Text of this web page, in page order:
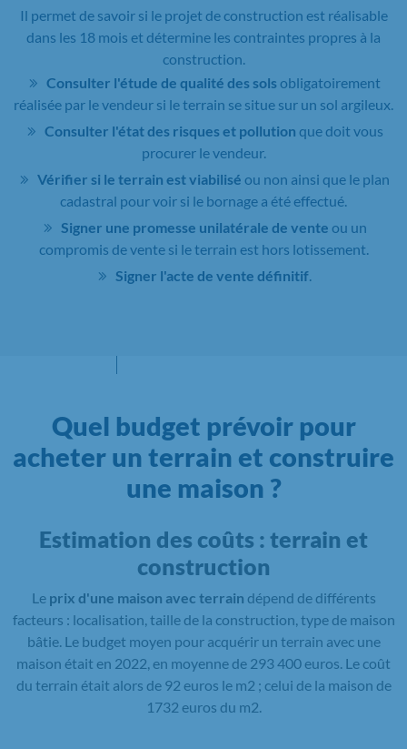
Il permet de savoir si le projet de construction est réalisable
dans les 18 mois et détermine les contraintes propres à la
construction.
Consulter l'étude de qualité des sols obligatoirement
réalisée par le vendeur si le terrain se situe sur un sol argileux.
Consulter l'état des risques et pollution que doit vous
procurer le vendeur.
Vérifier si le terrain est viabilisé ou non ainsi que le plan
cadastral pour voir si le bornage a été effectué.
Signer une promesse unilatérale de vente ou un
compromis de vente si le terrain est hors lotissement.
Signer l'acte de vente définitif
Quel budget prévoir pour
acheter un terrain et construire
une maison ?
Estimation des coûts : terrain et
construction
Le prix d'une maison avec terrain dépend de différents
facteurs : localisation, taille de la construction, type de maison
bâtie. Le budget moyen pour acquérir un terrain avec une
maison était en 2022, en moyenne de 293 400 euros. Le coût
du terrain était alors de 92 euros le m2 ; celui de la maison de
1732 euros du m2.